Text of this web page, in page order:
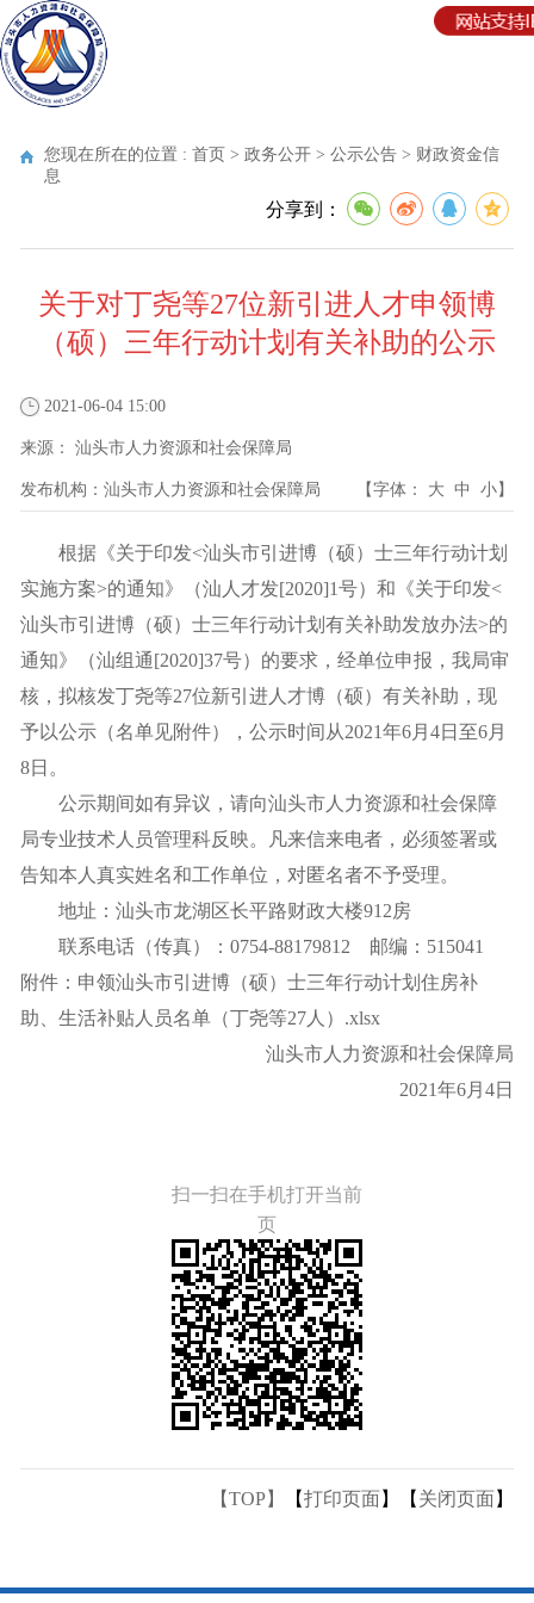
您现在所在的位置 : 首页 > 政务公开 > 公示公告 > 财政资金信
息
分享到：
关于对丁尧等27位新引进人才申领博
（硕）三年行动计划有关补助的公示
2021-06-04 15:00
来源： 汕头市人力资源和社会保障局
发布机构： 汕头市人力资源和社会保障局 【字体： 大 中 小】
根据《关于印发<汕头市引进博（硕）士三年行动计划
实施方案>的通知》（汕人才发[2020]1号）和《关于印发<
汕头市引进博（硕）士三年行动计划有关补助发放办法>的
通知》（汕组通[2020]37号）的要求，经单位申报，我局审
核，拟核发丁尧等27位新引进人才博（硕）有关补助，现
予以公示（名单见附件），公示时间从2021年6月4日至6月
8日。
公示期间如有异议，请向汕头市人力资源和社会保障
局专业技术人员管理科反映。凡来信来电者，必须签署或
告知本人真实姓名和工作单位，对匿名者不予受理。
地址：汕头市龙湖区长平路财政大楼912房
联系电话（传真）：0754-88179812 邮编：515041
附件：申领汕头市引进博（硕）士三年行动计划住房补
助、生活补贴人员名单（丁尧等27人）.xlsx
汕头市人力资源和社会保障局
2021年6月4日
扫一扫在手机打开当前
页
【TOP】 【打印页面】【 关闭页面】